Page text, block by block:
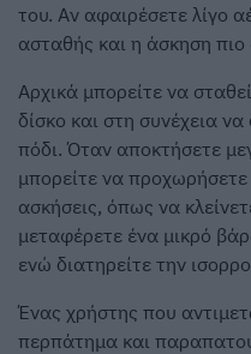
του. Αν αφαιρέσετε λίγο
ασταθής και η άσκηση πιο
Αρχικά μπορείτε να
δίσκο και στη συνέχεια
πόδι. Όταν αποκτήσετε
μπορείτε να
ασκήσεις, όπως να
μεταφέρετε ένα μικρό
ενώ διατηρείτε την
Ένας χρήστης που
περπάτημα και